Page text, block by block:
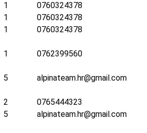
1
0760324378
1
0760324378
1 0760324378
1 0762399560
5 alpinateam.hr@gmail.com
2
0765444323
5 alpinateam.hr@gmail.com